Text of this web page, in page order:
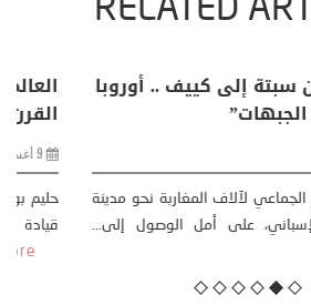
RELATED
“من سبتة إلى كييف .. أوروبا
الجبهات”
النزوح الجماعي لآلاف المغاربة نحو مدينة
الإسباني، على أمل الوصول إلى...